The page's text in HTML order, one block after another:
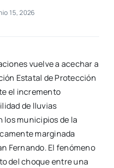
15, 2026
vuelve a acechar a
Estatal de Protección
el incremento
de lluvias
los municipios de la
marginada
Fernando. El fenómeno
del choque entre una